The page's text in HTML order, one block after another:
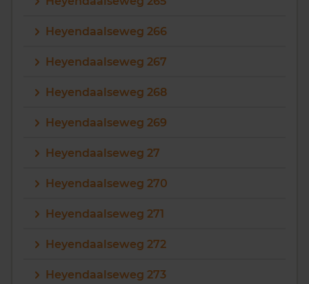
Heyendaalseweg 266
Heyendaalseweg 267
Heyendaalseweg 268
Heyendaalseweg 269
Heyendaalseweg 27
Heyendaalseweg 270
Heyendaalseweg 271
Heyendaalseweg 272
Heyendaalseweg 273